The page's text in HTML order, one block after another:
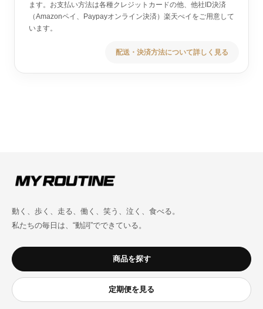
ます。お支払い方法は各種クレジットカードの他、他社ID決済
（Amazonペイ、Paypayオンライン決済）楽天ぺイをご用意して
います。
配送・決済方法について詳しく見る
動く、歩く、走る、働く、笑う、泣く、食べる。
私たちの毎日は、“動詞”でできている。
商品を探す
定期便を見る